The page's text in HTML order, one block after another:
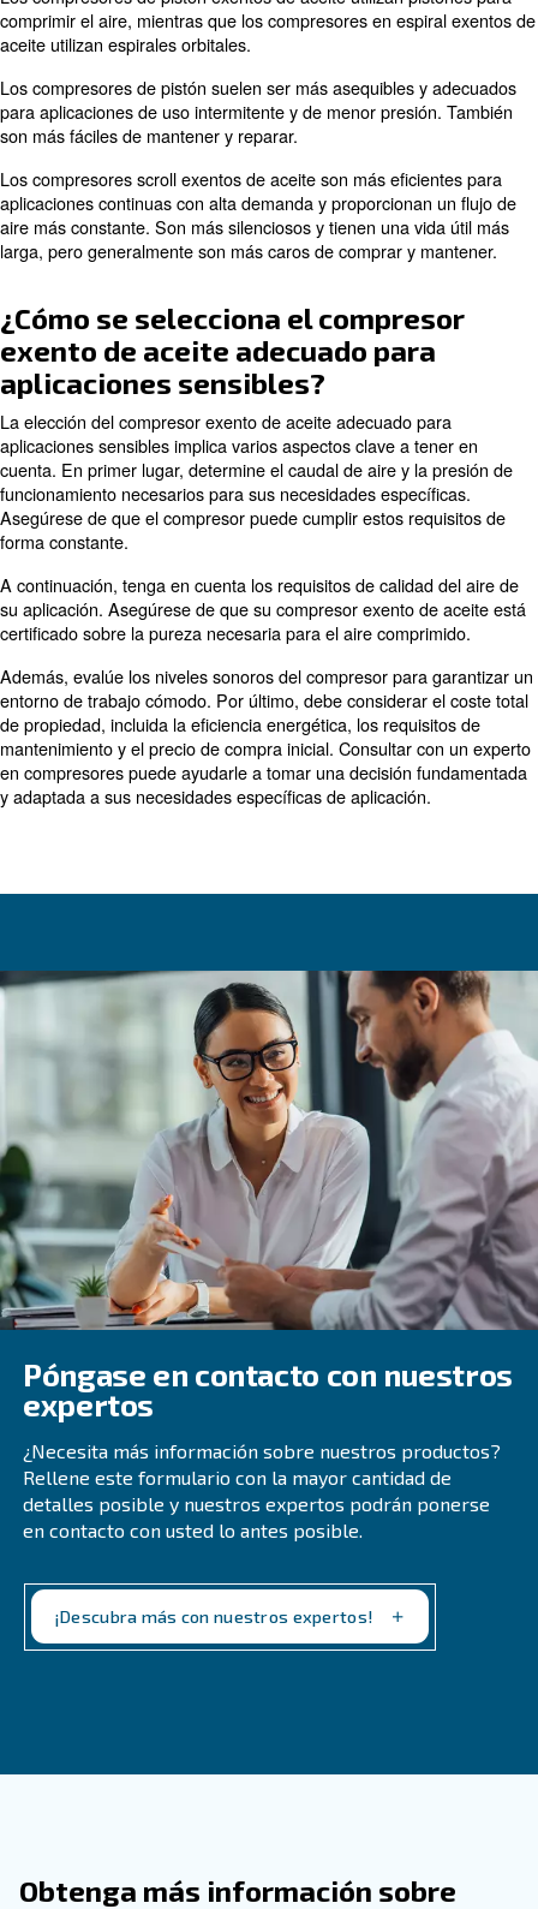
Por lo general, los compresores exentos de aceite son
energéticamente que los lubricados, ya que tienen
móviles y menos fricción. Esto se traduce en un menor
energía y menores costes operativos.
Además, los compresores exentos de aceite no
aceite ni filtros de aceite, lo que reduce los costes de
Sin embargo, el precio de compra inicial de los
de aceite puede ser superior al de los modelos
A la hora de comparar los dos tipos de compresores,
tener en cuenta el coste total de propiedad.
Para obtener más información sobre la eficiencia de
de aire, lea el artículo dedicado aquí.
¿Qué precauciones de
tomarse al utilizar
exentos de aceite?
Cuando utilice compresores exentos de aceite, debe
de protección individual adecuado. Las gafas de
protectores auditivos son un ejemplo de ellas.
compresor está correctamente conectado a tierra y de
conexiones eléctricas están bien fijadas.
Inspeccione regularmente el compresor para detectar
sobrecaliente.
¿Cómo afecta la temperatura
ambiente al rendimiento de los
compresores exentos de
La temperatura ambiente puede afectar
rendimiento de los compresores exentos de aceite. Las
temperaturas pueden hacer que el compresor se
reduciendo su eficiencia y potencialmente ocasionando
bajas temperaturas, la falta de aceite puede dificultar el
compresor y el funcionamiento eficiente.
Asegúrese de que el compresor está instalado en un
temperatura controlada para funcionar sin problemas.
¿Cuáles son las diferencias
compresores de pistón
aceite y los compresores
exentos de aceite?
Los compresores de pistón suelen ser más asequibles
Los compresores scroll exentos de aceite son más